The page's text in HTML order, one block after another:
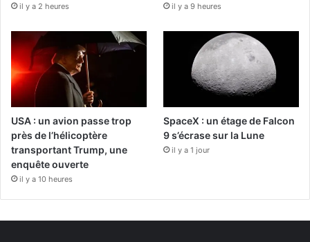
il y a 2 heures il y a 9 heures
USA : un avion passe trop
près de l’hélicoptère
transportant Trump, une
enquête ouverte
il y a 10 heures
SpaceX : un étage de Falcon
9 s’écrase sur la Lune
il y a 1 jour